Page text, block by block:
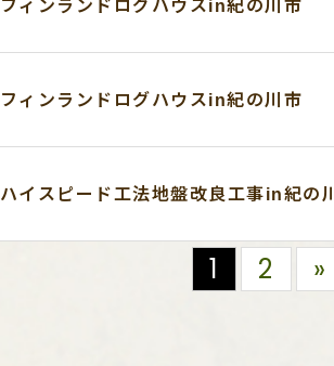
フィンランドログハウスin紀の川市
フィンランドログハウスin紀の川市
ハイスピード工法地盤改良工事in紀の
1 2 »